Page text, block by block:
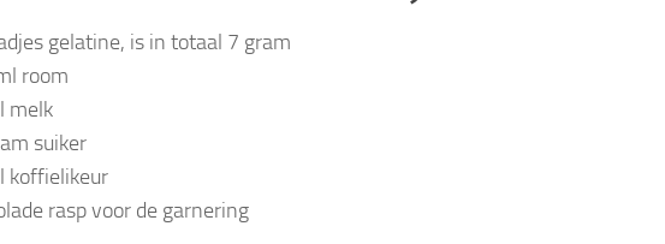
gelatine, is in totaal 7 gram
room
melk
suiker
koffielikeur
rasp voor de garnering